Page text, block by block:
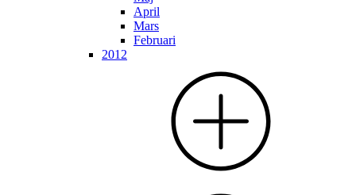
April
Mars
Februari
2012